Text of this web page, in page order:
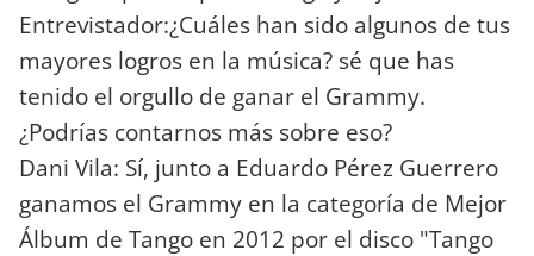
Entrevistador:¿Cuáles han sido algunos de tus
mayores logros en la música? sé que has
tenido el orgullo de ganar el Grammy.
¿Podrías contarnos más sobre eso?
Dani Vila: Sí, junto a Eduardo Pérez Guerrero
ganamos el Grammy en la categoría de Mejor
Álbum de Tango en 2012 por el disco "Tango